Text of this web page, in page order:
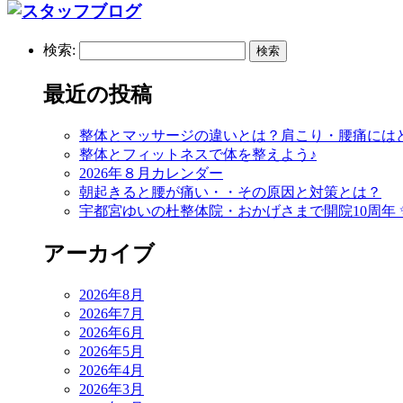
検索:
最近の投稿
整体とマッサージの違いとは？肩こり・腰痛には
整体とフィットネスで体を整えよう♪
2026年８月カレンダー
朝起きると腰が痛い・・その原因と対策とは？
宇都宮ゆいの杜整体院・おかげさまで開院10周年
アーカイブ
2026年8月
2026年7月
2026年6月
2026年5月
2026年4月
2026年3月